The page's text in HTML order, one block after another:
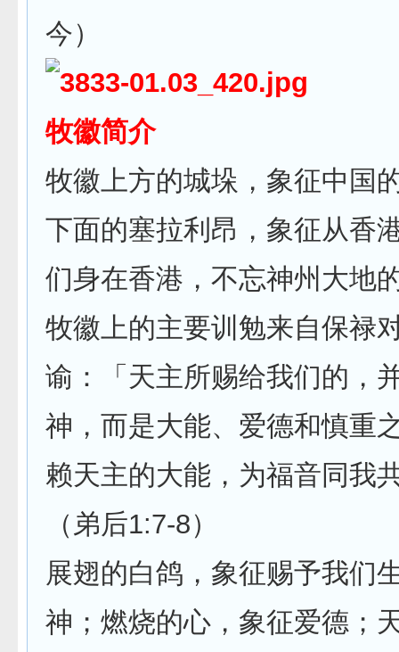
今）
牧徽简介
牧徽上方的城垛，象征中国
下面的塞拉利昂，象征从香
们身在香港，不忘神州大地
牧徽上的主要训勉来自保禄
谕：「天主所赐给我们的，
神，而是大能、爱德和慎
赖天主的大能，为福音同我
（弟后1:7-8）
展翅的白鸽，象征赐予我们
神；燃烧的心，象征爱德；